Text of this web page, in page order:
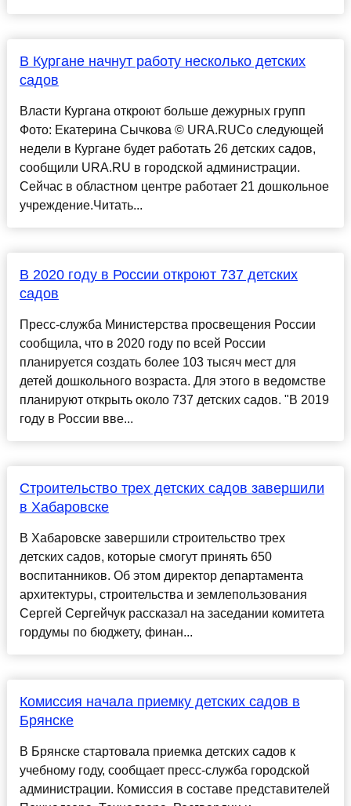
В Кургане начнут работу несколько детских
садов
Власти Кургана откроют больше дежурных групп
Фото: Екатерина Сычкова © URA.RUСо следующей
недели в Кургане будет работать 26 детских садов,
сообщили URA.RU в городской администрации.
Сейчас в областном центре работает 21 дошкольное
учреждение.Читать...
В 2020 году в России откроют 737 детских
садов
Пресс-служба Министерства просвещения России
сообщила, что в 2020 году по всей России
планируется создать более 103 тысяч мест для
детей дошкольного возраста. Для этого в ведомстве
планируют открыть около 737 детских садов. "В 2019
году в России вве...
Строительство трех детских садов завершили
в Хабаровске
В Хабаровске завершили строительство трех
детских садов, которые смогут принять 650
воспитанников. Об этом директор департамента
архитектуры, строительства и землепользования
Сергей Сергейчук рассказал на заседании комитета
гордумы по бюджету, финан...
Комиссия начала приемку детских садов в
Брянске
В Брянске стартовала приемка детских садов к
учебному году, сообщает пресс-служба городской
администрации. Комиссия в составе представителей